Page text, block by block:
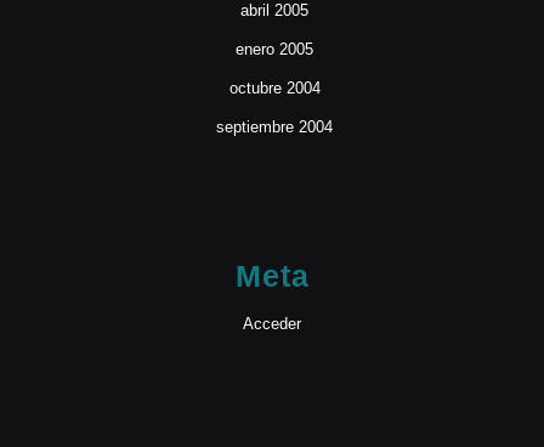
abril 2005
enero 2005
octubre 2004
septiembre 2004
Meta
Acceder